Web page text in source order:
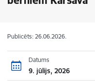
Publicēts: 26.06.2026.
Datums
9. jūlijs, 2026